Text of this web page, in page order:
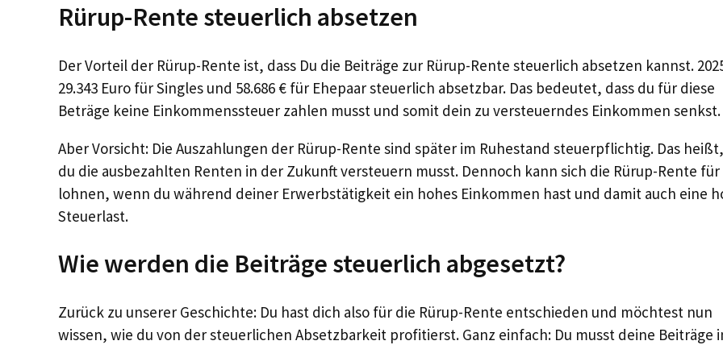
Rürup-Rente steuerlich absetzen
Der Vorteil der Rürup-Rente ist, dass Du die Beiträge zur Rürup-Rente steuerlich absetzen kannst.
29.343 Euro für Singles und 58.686 € für Ehepaar steuerlich absetzbar. Das bedeutet, dass du für diese
Beträge keine Einkommenssteuer zahlen musst und somit dein zu versteuerndes Einkommen senkst.
Aber Vorsicht: Die Auszahlungen der Rürup-Rente sind später im Ruhestand steuerpflichtig. Das
du die ausbezahlten Renten in der Zukunft versteuern musst. Dennoch kann sich die Rürup-Rente
lohnen, wenn du während deiner Erwerbstätigkeit ein hohes Einkommen hast und damit auch eine
Steuerlast.
Wie werden die Beiträge steuerlich abgesetzt?
Zurück zu unserer Geschichte: Du hast dich also für die Rürup-Rente entschieden und möchtest nun
wissen, wie du von der steuerlichen Absetzbarkeit profitierst. Ganz einfach: Du musst deine Beiträge